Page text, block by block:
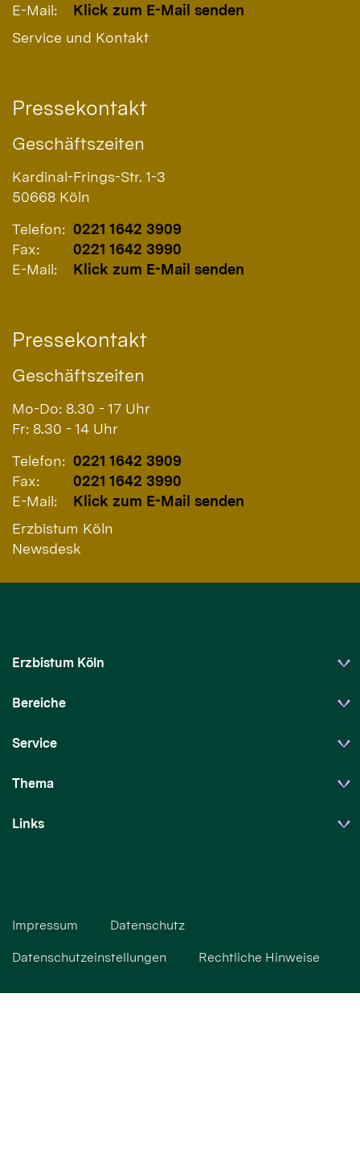
E-Mail:
Klick zum E-Mail senden
Service und Kontakt
Pressekontakt
Geschäftszeiten
Kardinal-Frings-Str. 1-3
50668 Köln
Telefon: 0221 1642 3909
Fax:
0221 1642 3990
E-Mail:
Klick zum E-Mail senden
Pressekontakt
Geschäftszeiten
Mo-Do: 8.30 - 17 Uhr
Fr: 8.30 - 14 Uhr
Telefon: 0221 1642 3909
Fax:
0221 1642 3990
E-Mail:
Klick zum E-Mail senden
Erzbistum Köln
Newsdesk
Erzbistum Köln
Bereiche
Service
Thema
Links
Impressum Datenschutz
Datenschutzeinstellungen Rechtliche Hinweise